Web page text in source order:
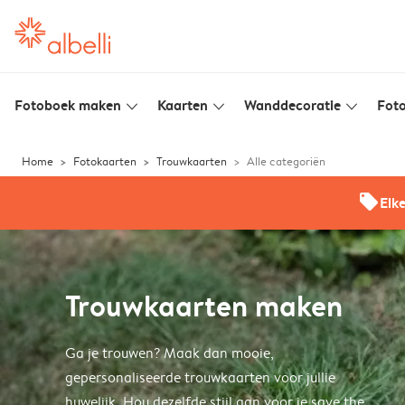
Fotoboek maken slim_arrow_down Kaarten slim_arrow_down Wanddecoratie slim_arrow_down
Home Fotokaarten Trouwkaarten Alle categoriën
offers
Trouwkaarten maken
Ga je trouwen? Maak dan mooie,
gepersonaliseerde trouwkaarten voor jullie